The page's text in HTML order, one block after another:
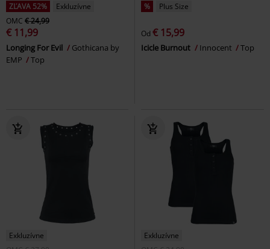
ZĽAVA 52%
Exkluzívne
OMC € 24,99
€ 11,99
Longing For Evil
Gothicana by
EMP
Top
% Plus Size
Od € 15,99
Icicle Burnout Innocent Top
Exkluzívne
Exkluzívne